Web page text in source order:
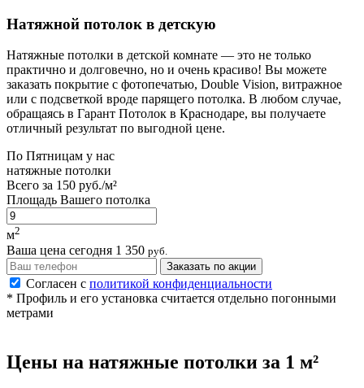
Натяжной потолок в детскую
Натяжные потолки в детской комнате — это не только
практично и долговечно, но и очень красиво! Вы можете
заказать покрытие с фотопечатью, Double Vision, витражное
или с подсветкой вроде парящего потолка. В любом случае,
обращаясь в Гарант Потолок в Краснодаре, вы получаете
отличный результат по выгодной цене.
По Пятницам у нас
натяжные потолки
Всего за 150 руб./м²
Площадь Вашего потолка
м2
Ваша цена сегодня 1 350 руб.
Заказать по акции
Согласен с политикой конфиденциальности
* Профиль и его установка считается отдельно погонными
метрами
Цены на натяжные потолки за 1 м²